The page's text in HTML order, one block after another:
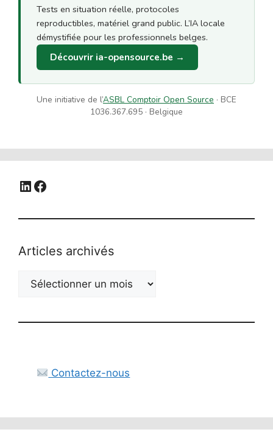
Tests en situation réelle, protocoles
reproductibles, matériel grand public. L’IA locale
démystifiée pour les professionnels belges.
Découvrir ia-opensource.be →
Une initiative de l’ASBL Comptoir Open Source · BCE
1036.367.695 · Belgique
LinkedIn
Facebook
Articles archivés
Archives
Contactez-nous